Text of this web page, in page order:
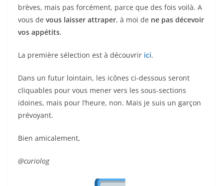
brèves, mais pas forcément, parce que des fois voilà. A
vous de vous laisser attraper, à moi de ne pas décevoir
vos appétits.
La première sélection est à découvrir ici.
Dans un futur lointain, les icônes ci-dessous seront
cliquables pour vous mener vers les sous-sections
idoines, mais pour l’heure, non. Mais je suis un garçon
prévoyant.
Bien amicalement,
@curiolog